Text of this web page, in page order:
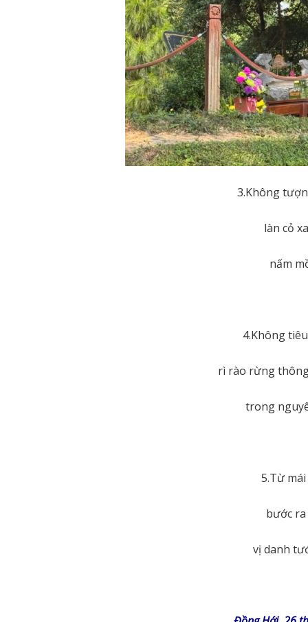
3.Không
làn cỏ
nấm
4.Không
rì rào rừng
trong
5.Từ
bước
vị danh